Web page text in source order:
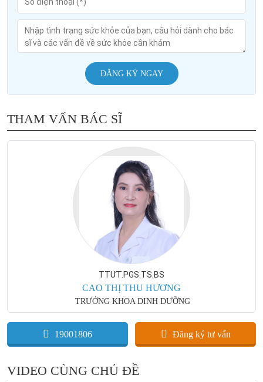
ĐĂNG KÝ NGAY
THAM VẤN BÁC SĨ
TTƯT.PGS.TS.BS
CAO THỊ THU HƯƠNG
TRƯỞNG KHOA DINH DƯỠNG
19001806 Đăng ký tư vấn
VIDEO CÙNG CHỦ ĐỀ